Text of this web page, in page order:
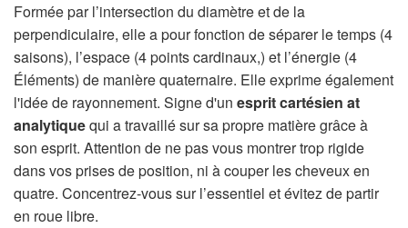
Formée par l’intersection du diamètre et de la
perpendiculaire, elle a pour fonction de séparer le temps (4
saisons), l’espace (4 points cardinaux,) et l’énergie (4
Éléments) de manière quaternaire. Elle exprime également
l'idée de rayonnement. Signe d'un esprit cartésien at
analytiquequi a travaillé sur sa propre matière grâce à
son esprit. Attention de ne pas vous montrer trop rigide
dans vos prises de position, ni à couper les cheveux en
quatre. Concentrez-vous sur l’essentiel et évitez de partir
en roue libre.